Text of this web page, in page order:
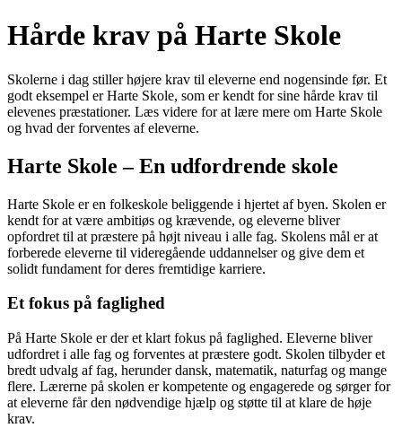
Hårde krav på Harte Skole
Skolerne i dag stiller højere krav til eleverne end nogensinde før. Et
godt eksempel er Harte Skole, som er kendt for sine hårde krav til
elevenes præstationer. Læs videre for at lære mere om Harte Skole
og hvad der forventes af eleverne.
Harte Skole – En udfordrende skole
Harte Skole er en folkeskole beliggende i hjertet af byen. Skolen er
kendt for at være ambitiøs og krævende, og eleverne bliver
opfordret til at præstere på højt niveau i alle fag. Skolens mål er at
forberede eleverne til videregående uddannelser og give dem et
solidt fundament for deres fremtidige karriere.
Et fokus på faglighed
På Harte Skole er der et klart fokus på faglighed. Eleverne bliver
udfordret i alle fag og forventes at præstere godt. Skolen tilbyder et
bredt udvalg af fag, herunder dansk, matematik, naturfag og mange
flere. Lærerne på skolen er kompetente og engagerede og sørger for
at eleverne får den nødvendige hjælp og støtte til at klare de høje
krav.